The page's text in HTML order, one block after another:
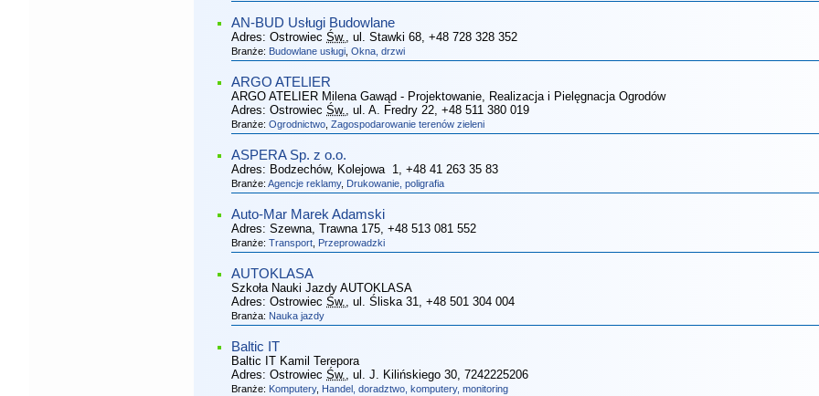
AN-BUD Usługi Budowlane
Adres: Ostrowiec Św., ul. Stawki 68, +48 728 328 352
Branże: Budowlane usługi Okna, drzwi
ARGO ATELIER
ARGO ATELIER Milena Gawąd - Projektowanie, Realizacja i Pielęgnacja Ogrodów
Adres: Ostrowiec Św., ul. A. Fredry 22, +48 511 380 019
Branże: Ogrodnictwo Zagospodarowanie terenów zieleni
ASPERA Sp. z o.o.
Adres: Bodzechów, Kolejowa 1, +48 41 263 35 83
Branże: Agencje reklamy, Drukowanie, poligrafia
Auto-Mar Marek Adamski
Adres: Szewna, Trawna 175, +48 513 081 552
Branże: Transport Przeprowadzki
AUTOKLASA
Szkoła Nauki Jazdy AUTOKLASA
Adres: Ostrowiec Św., ul. Śliska 31, +48 501 304 004
Branża: Nauka jazdy
Baltic IT
Baltic IT Kamil Terepora
Adres: Ostrowiec Św., ul. J. Kilińskiego 30, 7242225206
Branże: Komputery, Handel, doradztwo, komputery, monitoring